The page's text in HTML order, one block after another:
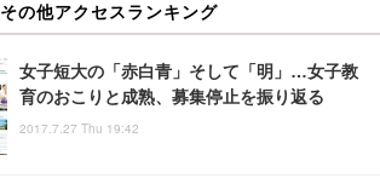
その他アクセスランキング
女子短大の「赤白青」そして「明」…女子教
育のおこりと成熟、募集停止を振り返る
2017.7.27 Thu 19:42